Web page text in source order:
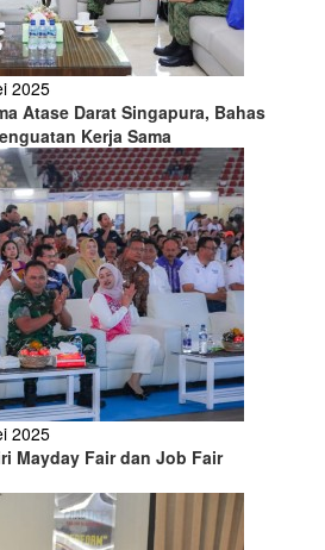
2025
Atase Darat Singapura, Bahas
Kerja Sama
2025
Mayday Fair dan Job Fair